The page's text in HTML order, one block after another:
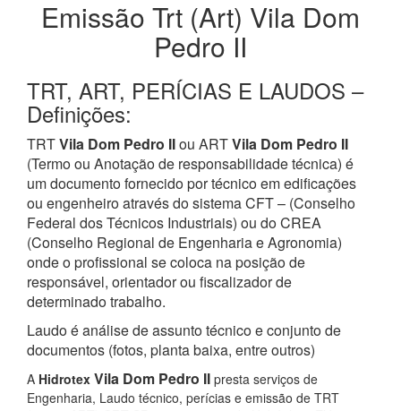
Emissão Trt (Art) Vila Dom
Pedro II
TRT, ART, PERÍCIAS E LAUDOS –
Definições:
TRTVila Dom Pedro IIou ARTVila Dom Pedro II
(Termo ou Anotação de responsabilidade técnica) é
um documento fornecido por técnico em edificações
ou engenheiro através do sistema CFT – (Conselho
Federal dos Técnicos Industriais) ou do CREA
(Conselho Regional de Engenharia e Agronomia)
onde o profissional se coloca na posição de
responsável, orientador ou fiscalizador de
determinado trabalho.
Laudo é análise de assunto técnico e conjunto de
documentos (fotos, planta baixa, entre outros)
A Hidrotex Vila Dom Pedro II presta serviços de
Engenharia, Laudo técnico, perícias e emissão de TRT